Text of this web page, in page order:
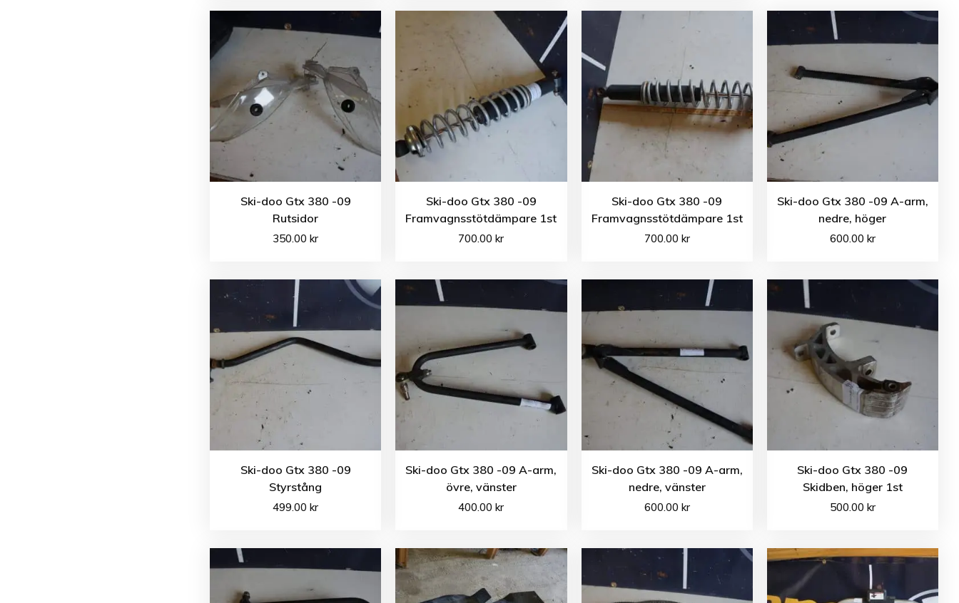
Ski-doo Gtx 380 -09
Rutsidor
350.00kr
Ski-doo Gtx 380 -09
Framvagnsstötdämpare 1st
700.00kr
Ski-doo Gtx 380 -09
Framvagnsstötdämpare 1st
700.00 kr
Ski-doo Gtx 380 -09 A-arm,
nedre, höger
600.00 kr
Ski-doo Gtx 380 -09
Styrstång
499.00kr
Ski-doo Gtx 380 -09 A-arm,
övre, vänster
400.00kr
Ski-doo Gtx 380 -09 A-arm,
nedre, vänster
600.00 kr
Ski-doo Gtx 380 -09
Skidben, höger 1st
500.00 kr